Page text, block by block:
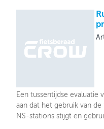
Een tussentijdse
aan dat het gebruik van
NS-stations stijgt en